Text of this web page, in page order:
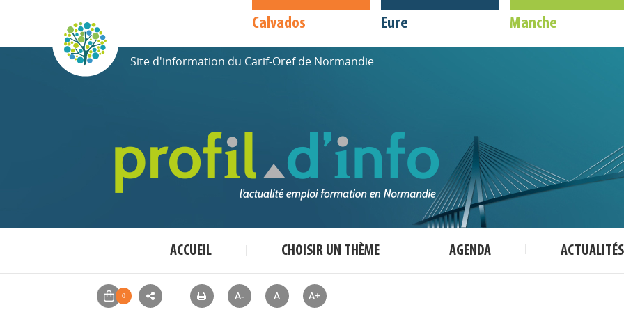
Calvados Eure Manche
Site d'information du Carif-Oref de Normandie
ACCUEIL CHOISIR UN THÈME AGENDA ACTUALITÉS
A- A A+